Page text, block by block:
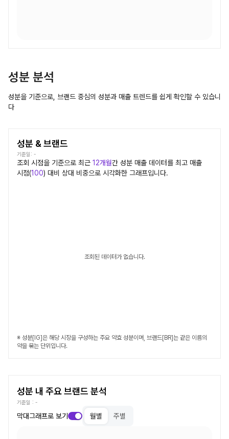
성분 분석
성분을 기준으로, 브랜드 중심의 성분과 매출 트렌드를 쉽게 확인할 수 있습니
다
성분 & 브랜드
기준일: -
조회 시점을 기준으로 최근 12개월간 성분 매출 데이터를 최고 매출
시점(100) 대비 상대 비중으로 시각화한 그래프입니다.
조회된 데이터가 없습니다.
※ 성분[IG]은 해당 시장을 구성하는 주요 약효 성분이며, 브랜드[BR]는 같은 이름의
약을 묶는 단위입니다.
성분 내 주요 브랜드 분석
기준일 : -
막대그래프로 보기 월별 주별